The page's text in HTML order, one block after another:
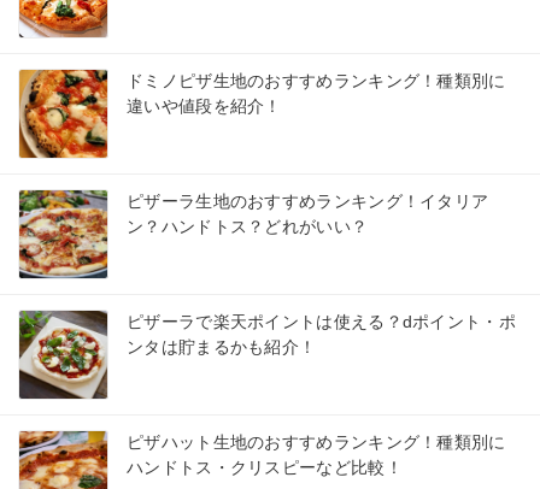
ドミノピザ生地のおすすめランキング！種類別に
違いや値段を紹介！
ピザーラ生地のおすすめランキング！イタリア
ン？ハンドトス？どれがいい？
ピザーラで楽天ポイントは使える？dポイント・ポ
ンタは貯まるかも紹介！
ピザハット生地のおすすめランキング！種類別に
ハンドトス・クリスピーなど比較！